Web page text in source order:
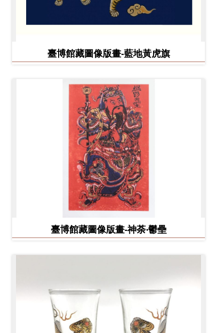
臺博館藏圖像版畫-藍地黃虎旗
臺博館藏圖像版畫-神荼‧鬱壘